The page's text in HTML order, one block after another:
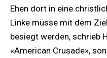
Ehen dort in eine
Linke müsse mit dem
besiegt werden, schrieb
«American Crusade»,